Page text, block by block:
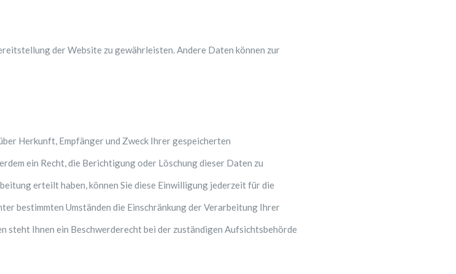
der Website zu gewährleisten. Andere Daten können zur
Herkunft, Empfänger und Zweck Ihrer gespeicherten
ein Recht, die Berichtigung oder Löschung dieser Daten zu
erteilt haben, können Sie diese Einwilligung jederzeit für die
bestimmten Umständen die Einschränkung der Verarbeitung Ihrer
steht Ihnen ein Beschwerderecht bei der zuständigen Aufsichtsbehörde